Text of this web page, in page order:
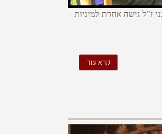
ז"ל גישה אחרת למיניות
קרא עוד